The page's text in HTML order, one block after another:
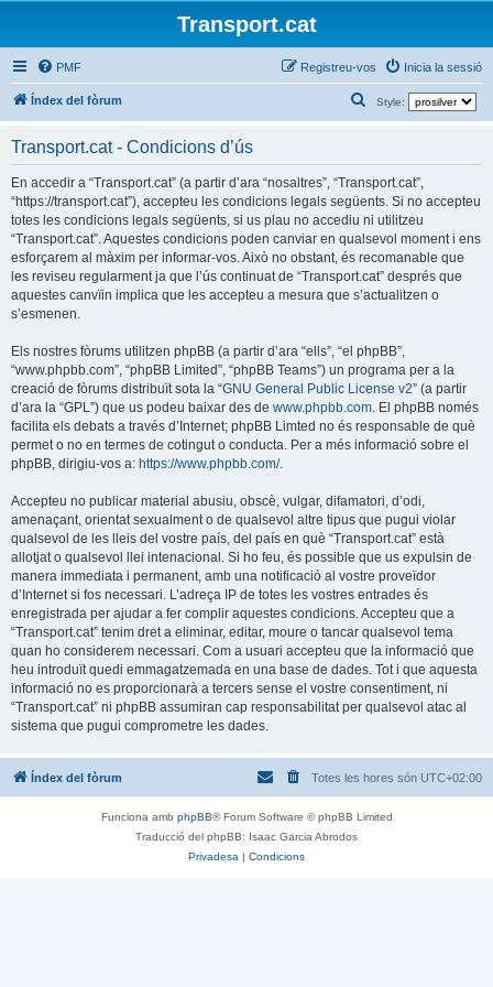
Transport.cat
PMF Inicia la sessió
Registreu-vos
Índex del fòrum Style:
e
c
a
Transport.cat - Condicions d’ús
En accedir a “Transport.cat” (a partir d’ara “nosaltres”, “Transport.cat”,
“https://transport.cat”), accepteu les condicions legals següents. Si no accepteu
totes les condicions legals següents, si us plau no accediu ni utilitzeu
“Transport.cat”. Aquestes condicions poden canviar en qualsevol moment i ens
esforçarem al màxim per informar-vos. Això no obstant, és recomanable que
les reviseu regularment ja que l’ús continuat de “Transport.cat” després que
aquestes canvïin implica que les accepteu a mesura que s’actualitzen o
s’esmenen.
Els nostres fòrums utilitzen phpBB (a partir d’ara “ells”, “el phpBB”,
“www.phpbb.com”, “phpBB Limited”, “phpBB Teams”) un programa per a la
creació de fòrums distribuït sota la “GNU General Public License v2” (a partir
d’ara la “GPL”) que us podeu baixar des de www.phpbb.com . El phpBB només
facilita els debats a través d’Internet; phpBB Limted no és responsable de què
permet o no en termes de cotingut o conducta. Per a més informació sobre el
phpBB, dirigiu-vos a: https://www.phpbb.com/.
Accepteu no publicar material abusiu, obscè, vulgar, difamatori, d’odi,
amenaçant, orientat sexualment o de qualsevol altre tipus que pugui violar
qualsevol de les lleis del vostre país, del país en què “Transport.cat” està
allotjat o qualsevol llei intenacional. Si ho feu, és possible que us expulsin de
manera immediata i permanent, amb una notificació al vostre proveïdor
d’Internet si fos necessari. L’adreça IP de totes les vostres entrades és
enregistrada per ajudar a fer complir aquestes condicions. Accepteu que a
“Transport.cat” tenim dret a eliminar, editar, moure o tancar qualsevol tema
quan ho considerem necessari. Com a usuari accepteu que la informació que
heu introduït quedi emmagatzemada en una base de dades. Tot i que aquesta
informació no es proporcionarà a tercers sense el vostre consentiment, ni
“Transport.cat” ni phpBB assumiran cap responsabilitat per qualsevol atac al
sistema que pugui comprometre les dades.
Índex del fòrum Totes les hores són UTC+02:00
Funciona amb phpBB® Forum Software © phpBB Limited
Traducció del phpBB: Isaac Garcia Abrodos
Privadesa | Condicions